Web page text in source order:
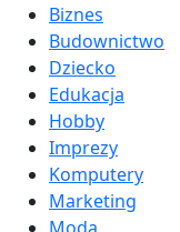
Biznes
Budownictwo
Dziecko
Edukacja
Hobby
Imprezy
Komputery
Marketing